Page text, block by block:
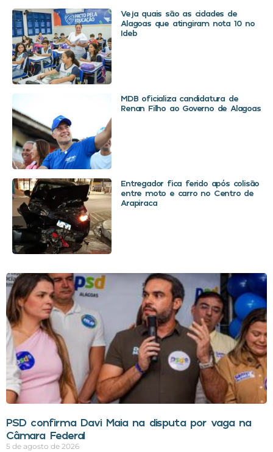
Veja quais são as cidades de
Alagoas que atingiram nota 10 no
Ideb
MDB oficializa candidatura de
Renan Filho ao Governo de Alagoas
Entregador fica ferido após colisão
entre moto e carro no Centro de
Arapiraca
PSD confirma Davi Maia na disputa por vaga na
Câmara Federal
5 de agosto de 2026